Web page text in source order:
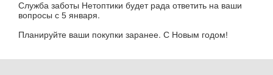
Служба заботы Нетоптики будет рада ответить на ваши
вопросы с 5 января.
Планируйте ваши покупки заранее. С Новым годом!